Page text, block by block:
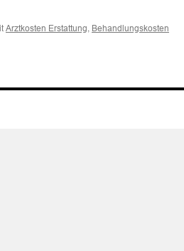
Arztkosten Erstattung, Behandlungskosten